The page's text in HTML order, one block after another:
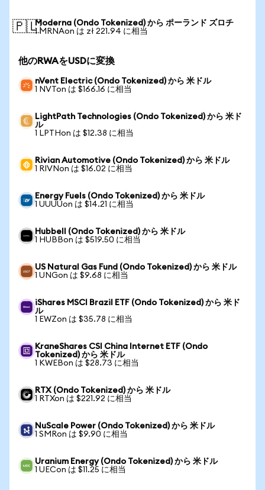
🇵🇱Moderna (Ondo Tokenized) から ポーランド ズロチ
1 MRNAon は zł 221.94 に相当
他のRWAをUSDに変換
nVent Electric (Ondo Tokenized) から 米ドル
1 NVTon は $166.16 に相当
LightPath Technologies (Ondo Tokenized) から 米ド
ル
1 LPTHon は $12.38 に相当
Rivian Automotive (Ondo Tokenized) から 米ドル
1 RIVNon は $16.02 に相当
Energy Fuels (Ondo Tokenized) から 米ドル
1 UUUUon は $14.21 に相当
Hubbell (Ondo Tokenized) から 米ドル
1 HUBBon は $519.50 に相当
US Natural Gas Fund (Ondo Tokenized) から 米ドル
1 UNGon は $9.68 に相当
iShares MSCI Brazil ETF (Ondo Tokenized) から 米ド
ル
1 EWZon は $35.78 に相当
KraneShares CSI China Internet ETF (Ondo
Tokenized) から 米ドル
1 KWEBon は $28.73 に相当
RTX (Ondo Tokenized) から 米ドル
1 RTXon は $221.92 に相当
NuScale Power (Ondo Tokenized) から 米ドル
1 SMRon は $9.90 に相当
Uranium Energy (Ondo Tokenized) から 米ドル
1 UECon は $11.25 に相当